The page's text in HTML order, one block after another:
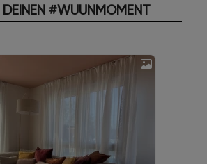
DEINEN #WUUNMOMENT